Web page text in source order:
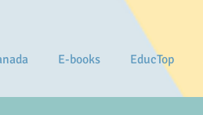
E-books EducTop